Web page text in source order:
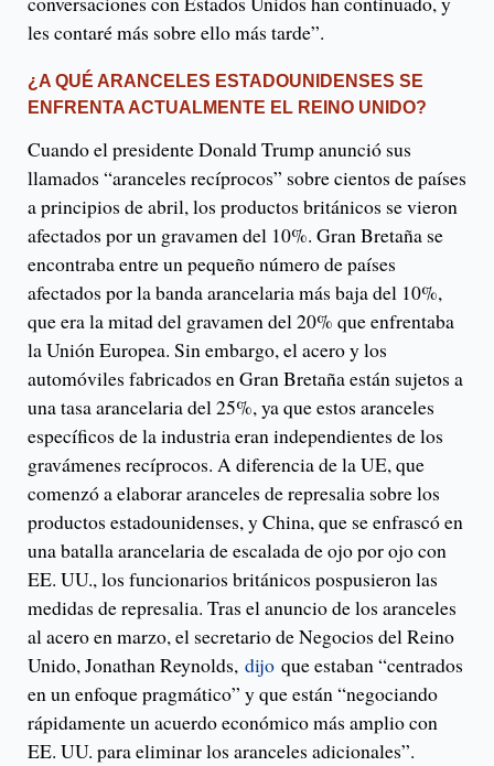
les contaré más sobre ello más tarde”.
¿A QUÉ ARANCELES ESTADOUNIDENSES SE
ENFRENTA ACTUALMENTE EL REINO UNIDO?
Cuando el presidente Donald Trump anunció sus
llamados “aranceles recíprocos” sobre cientos de países
a principios de abril, los productos británicos se vieron
afectados por un gravamen del 10%. Gran Bretaña se
encontraba entre un pequeño número de países
afectados por la banda arancelaria más baja del 10%,
que era la mitad del gravamen del 20% que enfrentaba
la Unión Europea. Sin embargo, el acero y los
automóviles fabricados en Gran Bretaña están sujetos a
una tasa arancelaria del 25%, ya que estos aranceles
específicos de la industria eran independientes de los
gravámenes recíprocos. A diferencia de la UE, que
comenzó a elaborar aranceles de represalia sobre los
productos estadounidenses, y China, que se enfrascó en
una batalla arancelaria de escalada de ojo por ojo con
EE. UU., los funcionarios británicos pospusieron las
medidas de represalia. Tras el anuncio de los aranceles
al acero en marzo, el secretario de Negocios del Reino
Unido, Jonathan Reynolds, dijo que estaban “centrados
en un enfoque pragmático” y que están “negociando
rápidamente un acuerdo económico más amplio con
EE. UU. para eliminar los aranceles adicionales”.